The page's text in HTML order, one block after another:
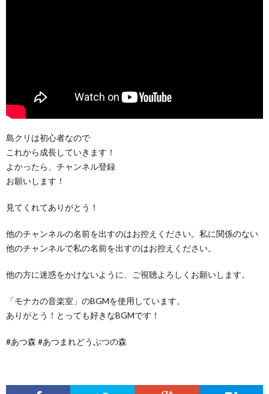
島クリは初心者なので
これから成長していきます！
よかったら、チャンネル登録
お願いします！
見てくれてありがとう！
他のチャンネルの名前を出すのはお控えください。私に関係のない
他のチャンネルで私の名前を出すのはお控えください。
他の方に迷惑をかけないように、ご視聴よろしくお願いします。
「モナカの音楽室」のBGMを使用しています。
ありがとう！とっても好きなBGMです！
#あつ森 #あつまれどうぶつの森